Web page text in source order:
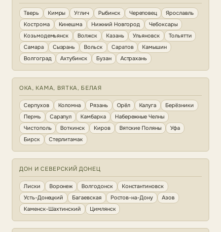
Тверь Кимры Углич Рыбинск Череповец
Ярославль
Кострома
Кинешма Нижний Новгород
Чебоксары
Козьмодемьянск
Волжск Казань Ульяновск
Тольятти
Самара
Сызрань Вольск Саратов
Камышин
Волгоград
Ахтубинск Бузан Астрахань
ОКА, КАМА, ВЯТКА, БЕЛАЯ
Серпухов Коломна Рязань Орёл Калуга
Берёзники
Пермь
Сарапул Камбарка
Набережные Челны
Чистополь
Воткинск Киров Вятские Поляны
Уфа
Бирск
Стерлитамак
ДОН И СЕВЕРСКИЙ ДОНЕЦ
Лиски Воронеж Волгодонск
Константиновск
Усть-Донецкий
Багаевская Ростов-на-Дону
Азов
Каменск-Шахтинский
Цимлянск